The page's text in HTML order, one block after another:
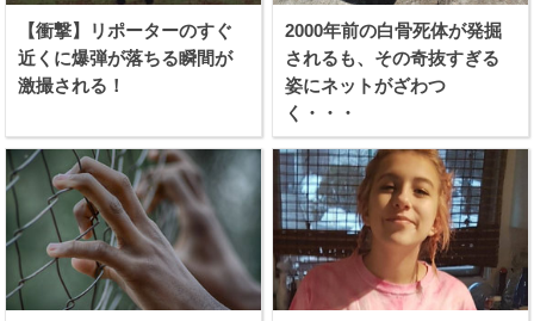
【衝撃】リポーターのすぐ
近くに爆弾が落ちる瞬間が
激撮される！
2000年前の白骨死体が発掘
されるも、その奇抜すぎる
姿にネットがざわつ
く・・・